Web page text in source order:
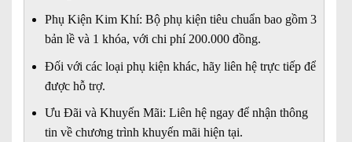
Phụ Kiện Kim Khí: Bộ phụ kiện tiêu chuẩn bao gồm 3
bản lề và 1 khóa, với chi phí 200.000 đồng.
Đối với các loại phụ kiện khác, hãy liên hệ trực tiếp để
được hỗ trợ.
Ưu Đãi và Khuyến Mãi: Liên hệ ngay để nhận thông
tin về chương trình khuyến mãi hiện tại.